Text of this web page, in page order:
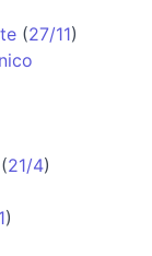
(27/11)
(21/4)
)